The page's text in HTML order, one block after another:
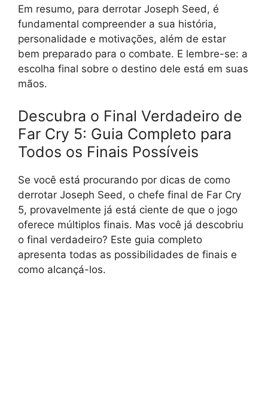
Em resumo, para derrotar Joseph Seed, é
fundamental compreender a sua história,
personalidade e motivações, além de estar
bem preparado para o combate. E lembre-se: a
escolha final sobre o destino dele está em suas
mãos.
Descubra o Final Verdadeiro de
Far Cry 5: Guia Completo para
Todos os Finais Possíveis
Se você está procurando por dicas de como
derrotar Joseph Seed, o chefe final de Far Cry
5, provavelmente já está ciente de que o jogo
oferece múltiplos finais. Mas você já descobriu
o final verdadeiro? Este guia completo
apresenta todas as possibilidades de finais e
como alcançá-los.